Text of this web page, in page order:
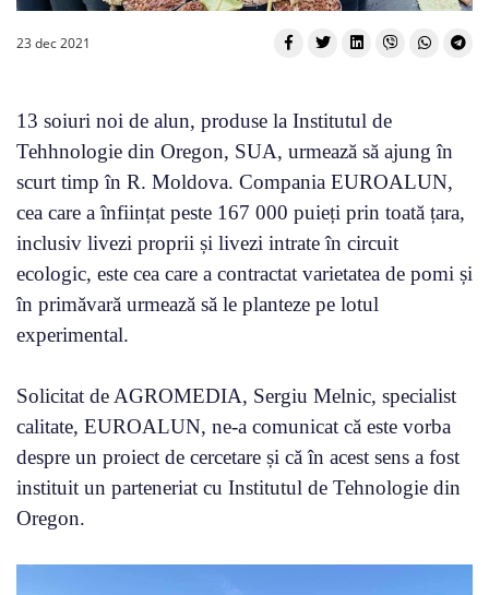
23 dec 2021
13 soiuri noi de alun, produse la Institutul de
Tehhnologie din Oregon, SUA, urmează să ajung în
scurt timp în R. Moldova. Compania EUROALUN,
cea care a înființat peste 167 000 puieți prin toată țara,
inclusiv livezi proprii și livezi intrate în circuit
ecologic, este cea care a contractat varietatea de pomi și
în primăvară urmează să le planteze pe lotul
experimental.
Solicitat de AGROMEDIA, Sergiu Melnic, specialist
calitate, EUROALUN, ne-a comunicat că este vorba
despre un proiect de cercetare și că în acest sens a fost
instituit un parteneriat cu Institutul de Tehnologie din
Oregon.